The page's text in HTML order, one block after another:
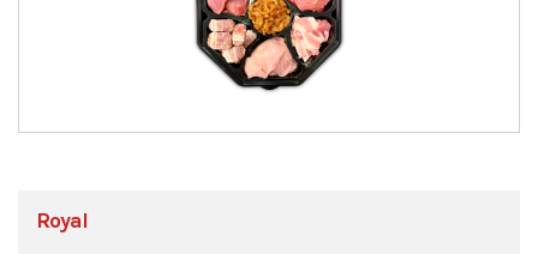
Royal